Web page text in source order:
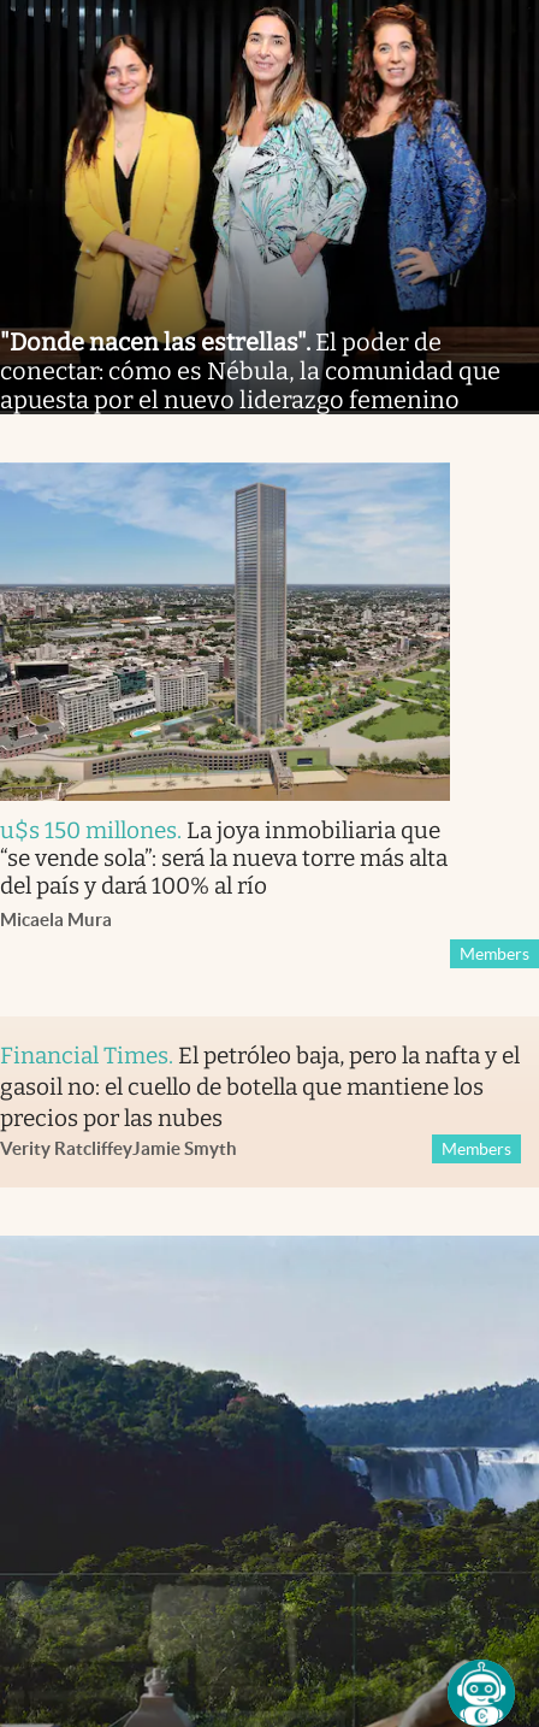
"Donde nacen las estrellas". El poder de
conectar: cómo es Nébula, la comunidad que
apuesta por el nuevo liderazgo femenino
u$s 150 millones. La joya inmobiliaria que
“se vende sola”: será la nueva torre más alta
del país y dará 100% al río
Micaela Mura
Members
Financial Times. El petróleo baja, pero la nafta y el
gasoil no: el cuello de botella que mantiene los
precios por las nubes
Verity RatcliffeyJamie Smyth Members